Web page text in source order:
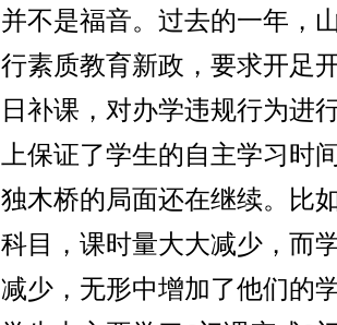
并不是福音。过去的一年，
行素质教育新政，要求开足
日补课，对办学违规行为进
上保证了学生的自主学习时
独木桥的局面还在继续。比
科目，课时量大大减少，而
减少，无形中增加了他们的